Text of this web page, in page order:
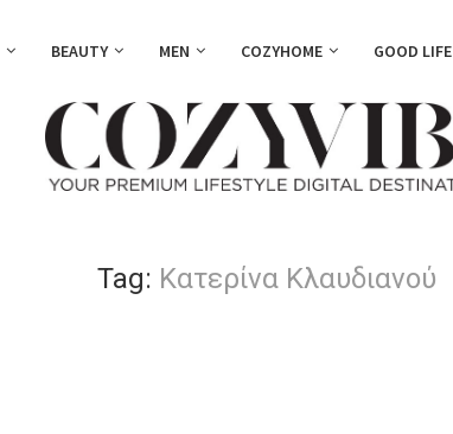
BEAUTY MEN COZYHOME GOOD LIFE
Tag: Κατερίνα Κλαυδιανού